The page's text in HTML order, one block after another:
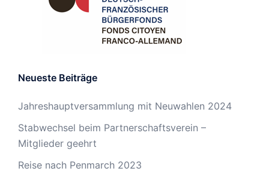
Neueste Beiträge
Jahreshauptversammlung mit Neuwahlen 2024
Stabwechsel beim Partnerschaftsverein –
Mitglieder geehrt
Reise nach Penmarch 2023